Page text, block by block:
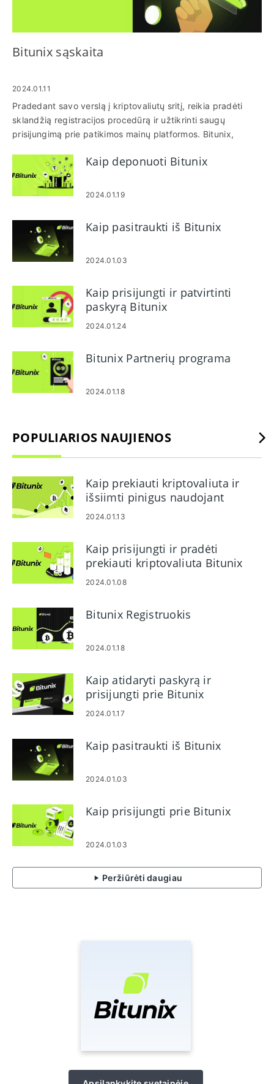
Bitunix sąskaita
2024.01.11
Pradedant savo verslą į kriptovaliutų sritį, reikia pradėti
sklandžią registracijos procedūrą ir užtikrinti saugų
prisijungimą prie patikimos mainų platformos. Bitunix,
lyderis, siūlo patogią patirtį, pritaikytą tiek
pradedantiesiems, tiek patyrusiems prekybininkams. Šis
išsamus vadovas padės jums atlikti svarbiausius
Kaip deponuoti Bitunix
2024.01.19
Kaip pasitraukti iš Bitunix
2024.01.03
Kaip prisijungti ir patvirtinti
paskyrą Bitunix
2024.01.24
Bitunix Partnerių programa
2024.01.18
POPULIARIOS NAUJIENOS
Kaip prekiauti kriptovaliuta ir
išsiimti pinigus naudojant
„Bitunix“.
2024.01.13
Kaip prisijungti ir pradėti
prekiauti kriptovaliuta Bitunix
2024.01.08
Bitunix Registruokis
2024.01.18
Kaip atidaryti paskyrą ir
prisijungti prie Bitunix
2024.01.17
Kaip pasitraukti iš Bitunix
2024.01.03
Kaip prisijungti prie Bitunix
2024.01.03
Peržiūrėti daugiau